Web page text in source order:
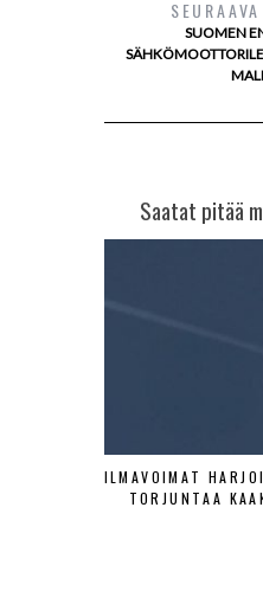
SUOMEN
Saatat pitää
ILMAVOIMAT
TORJUNTAA